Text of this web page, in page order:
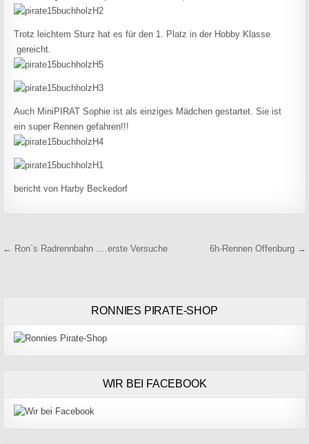
Trotz leichtem Sturz hat es für den 1. Platz in der Hobby Klasse
gereicht.
Auch MiniPIRAT Sophie ist als einziges Mädchen gestartet. Sie ist
ein super Rennen gefahren!!!
bericht von Harby Beckedorf
Beitragsnavigation
← Ron`s Radrennbahn ….erste Versuche 6h-Rennen Offenburg →
RONNIES PIRATE-SHOP
WIR BEI FACEBOOK